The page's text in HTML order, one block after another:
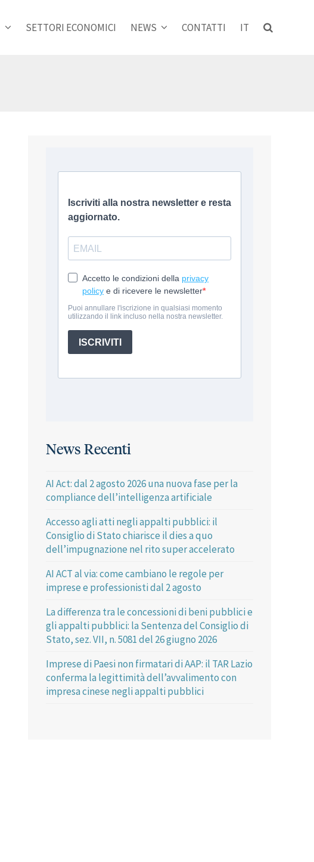
SETTORI ECONOMICI NEWS CONTATTI IT
News Recenti
AI Act: dal 2 agosto 2026 una nuova fase per la
compliance dell’intelligenza artificiale
Accesso agli atti negli appalti pubblici: il
Consiglio di Stato chiarisce il dies a quo
dell’impugnazione nel rito super accelerato
AI ACT al via: come cambiano le regole per
imprese e professionisti dal 2 agosto
La differenza tra le concessioni di beni pubblici e
gli appalti pubblici: la Sentenza del Consiglio di
Stato, sez. VII, n. 5081 del 26 giugno 2026
Imprese di Paesi non firmatari di AAP: il TAR Lazio
conferma la legittimità dell’avvalimento con
impresa cinese negli appalti pubblici